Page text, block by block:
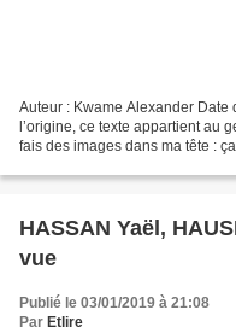
Auteur : Kwame Alexander Date
l’origine, ce texte appartient au
fais des images dans ma tête :
HASSAN Yaël,
vue
Publié le 03/01/2019 à 21:08
Par Etlire